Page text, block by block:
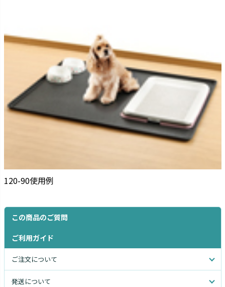
120-90使用例
この商品のご質問
ご利用ガイド
ご注文について
発送について